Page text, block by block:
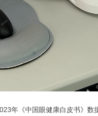
《中国眼健康白皮书》数